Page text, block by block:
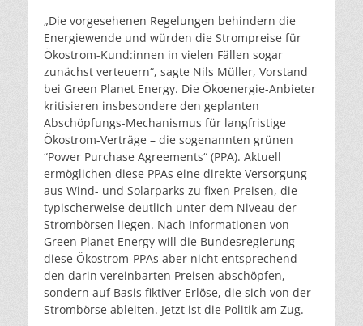
„Die vorgesehenen Regelungen behindern die
Energiewende und würden die Strompreise für
Ökostrom-Kund:innen in vielen Fällen sogar
zunächst verteuern“, sagte Nils Müller, Vorstand
bei Green Planet Energy. Die Ökoenergie-Anbieter
kritisieren insbesondere den geplanten
Abschöpfungs-Mechanismus für langfristige
Ökostrom-Verträge – die sogenannten grünen
“Power Purchase Agreements“ (PPA). Aktuell
ermöglichen diese PPAs eine direkte Versorgung
aus Wind- und Solarparks zu fixen Preisen, die
typischerweise deutlich unter dem Niveau der
Strombörsen liegen. Nach Informationen von
Green Planet Energy will die Bundesregierung
diese Ökostrom-PPAs aber nicht entsprechend
den darin vereinbarten Preisen abschöpfen,
sondern auf Basis fiktiver Erlöse, die sich von der
Strombörse ableiten. Jetzt ist die Politik am Zug.